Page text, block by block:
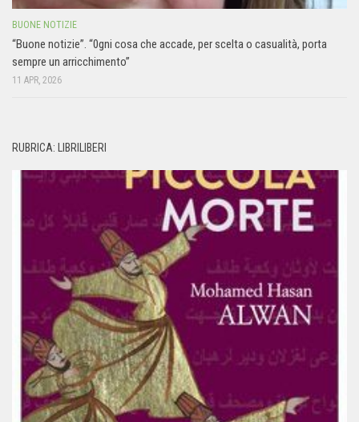
BUONE NOTIZIE
“Buone notizie”. “0gni cosa che accade, per scelta o casualità, porta
sempre un arricchimento”
11 APR, 2026
RUBRICA: LIBRILIBERI